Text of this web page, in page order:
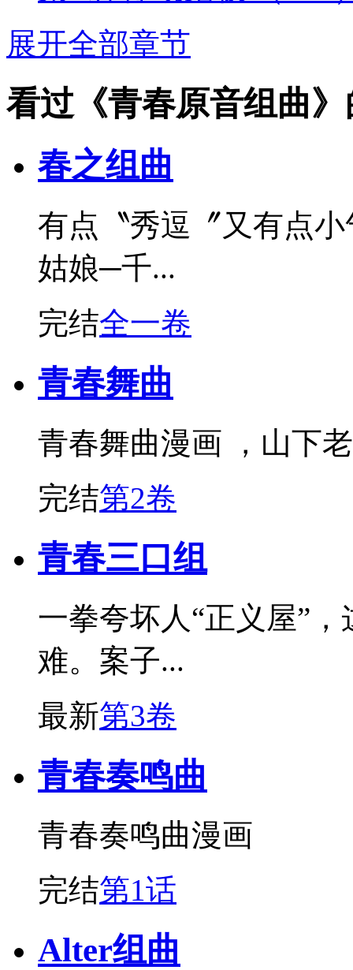
展开全部章节
看过《青春原音组曲
春之组曲
有点〝秀逗〞又有点
姑娘─千...
完结全一卷
青春舞曲
青春舞曲漫画 ，山下
完结第2卷
青春三口组
一拳夸坏人“正义屋”
难。案子...
最新第3卷
青春奏鸣曲
青春奏鸣曲漫画
完结第1话
Alter组曲